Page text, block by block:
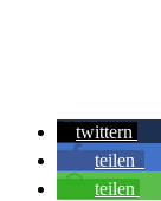
twittern
teilen
teilen